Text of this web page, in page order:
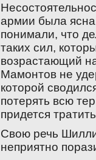
армии была
понимали, что
таких сил,
возрастающий
Мамонтов не
которой
потерять всю
придется
Свою речь
неприятно